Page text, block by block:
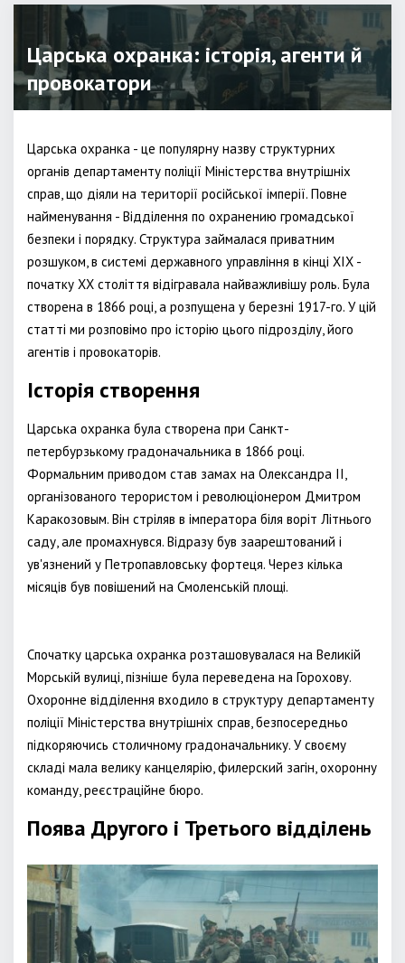
Царська охранка: історія, агенти й
провокатори
Царська охранка - це популярну назву структурних
органів департаменту поліції Міністерства внутрішніх
справ, що діяли на території російської імперії. Повне
найменування - Відділення по охранению громадської
безпеки і порядку. Структура займалася приватним
розшуком, в системі державного управління в кінці XIX -
початку XX століття відігравала найважливішу роль. Була
створена в 1866 році, а розпущена у березні 1917-го. У цій
статті ми розповімо про історію цього підрозділу, його
агентів і провокаторів.
Історія створення
Царська охранка була створена при Санкт-
петербурзькому градоначальника в 1866 році.
Формальним приводом став замах на Олександра II,
організованого терористом і революціонером Дмитром
Каракозовым. Він стріляв в імператора біля воріт Літнього
саду, але промахнувся. Відразу був заарештований і
ув'язнений у Петропавловську фортеця. Через кілька
місяців був повішений на Смоленській площі.
Спочатку царська охранка розташовувалася на Великій
Морській вулиці, пізніше була переведена на Горохову.
Охоронне відділення входило в структуру департаменту
поліції Міністерства внутрішніх справ, безпосередньо
підкоряючись столичному градоначальнику. У своєму
складі мала велику канцелярію, филерский загін, охоронну
команду, реєстраційне бюро.
Поява Другого і Третього відділень